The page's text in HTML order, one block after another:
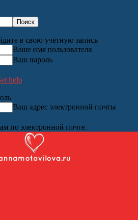
в свою учётную запись
Ваше имя пользователя
Ваш пароль
help
Ваш адрес электронной почты
по электронной почте.